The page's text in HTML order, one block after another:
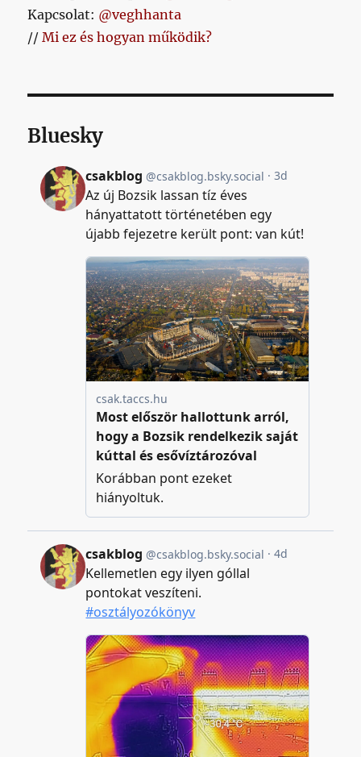
Kapcsolat: @veghhanta
//Mi ez és hogyan működik?
Bluesky